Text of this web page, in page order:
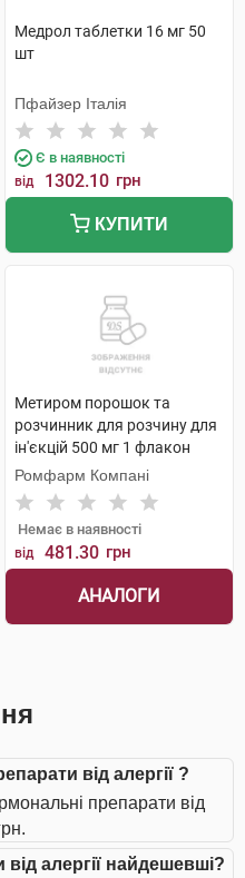
Медрол таблетки 16 мг 50
шт
Пфайзер Італія
Є в наявності
від 1302.10 грн
КУПИТИ
Метиром порошок та
розчинник для розчину для
ін'єкцій 500 мг 1 флакон
Ромфарм Компані
Немає в наявності
від 481.30 грн
АНАЛОГИ
від алергії ?
препарати від
алергії найдешевші?